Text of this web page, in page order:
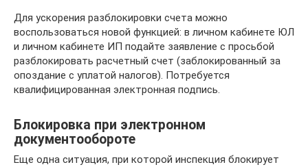
Для ускорения разблокировки счета можно
воспользоваться новой функцией: в личном кабинете ЮЛ
и личном кабинете ИП подайте заявление с просьбой
разблокировать расчетный счет (заблокированный за
опоздание с уплатой налогов). Потребуется
квалифицированная электронная подпись.
Блокировка при электронном
документообороте
Еще одна ситуация, при которой инспекция блокирует